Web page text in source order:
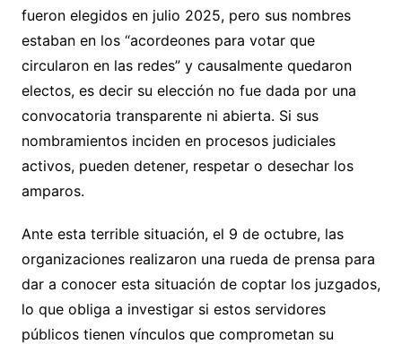
fueron elegidos en julio 2025, pero sus nombres
estaban en los “acordeones para votar que
circularon en las redes” y causalmente quedaron
electos, es decir su elección no fue dada por una
convocatoria transparente ni abierta. Si sus
nombramientos inciden en procesos judiciales
activos, pueden detener, respetar o desechar los
amparos.
Ante esta terrible situación, el 9 de octubre, las
organizaciones realizaron una rueda de prensa para
dar a conocer esta situación de coptar los juzgados,
lo que obliga a investigar si estos servidores
públicos tienen vínculos que comprometan su